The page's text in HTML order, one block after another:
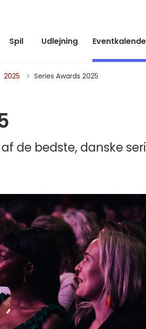
Spil Udlejning
Tilbage til
2025 Series Awards 2025
de bedste, danske